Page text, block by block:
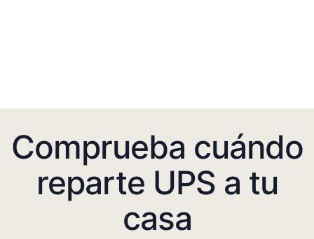
Comprueba cuándo
reparte UPS a tu
casa